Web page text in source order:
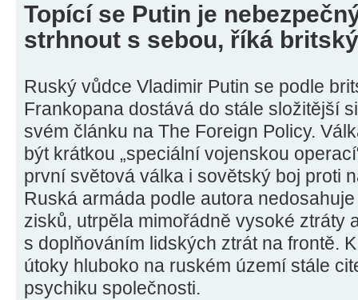
Topící se Putin je
strhnout s sebou, říká
Ruský vůdce Vladimir Putin se podle
Frankopana dostává do stále složitější
svém článku na The Foreign Policy.
být krátkou „speciální vojenskou
první světová válka i sovětský boj proti
Ruská armáda podle autora
zisků, utrpěla mimořádně vysoké ztráty
s doplňováním lidských ztrát na frontě.
útoky hluboko na ruském území stále
psychiku společnosti.